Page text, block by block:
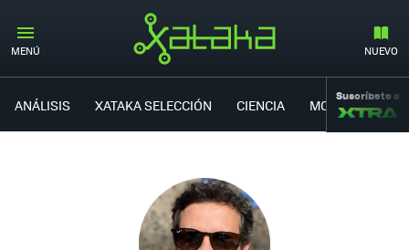
MENÚ NUEVO
ANÁLISIS XATAKA SELECCIÓN CIENCIA MOVILIDAD
Suscríbete a